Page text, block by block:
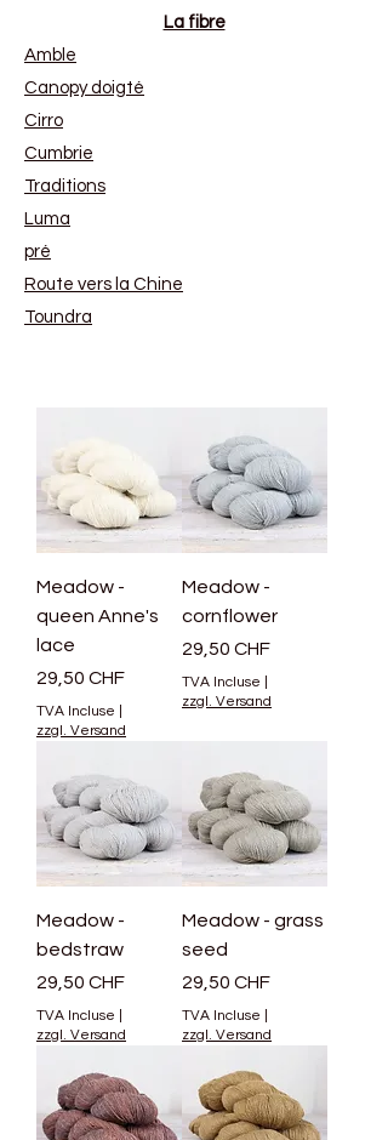
La fibre
Amble
Canopy doigté
Cirro
Cumbrie
Traditions
Luma
pré
Route vers la Chine
Toundra
Meadow -
queen Anne's
lace
Prix
29,50 CHF
TVA Incluse
zzgl. Versand
Meadow -
cornflower
Prix
29,50 CHF
TVA Incluse
zzgl. Versand
Meadow -
bedstraw
Prix
29,50 CHF
TVA Incluse
zzgl. Versand
Meadow - grass
seed
Prix
29,50 CHF
TVA Incluse
zzgl. Versand